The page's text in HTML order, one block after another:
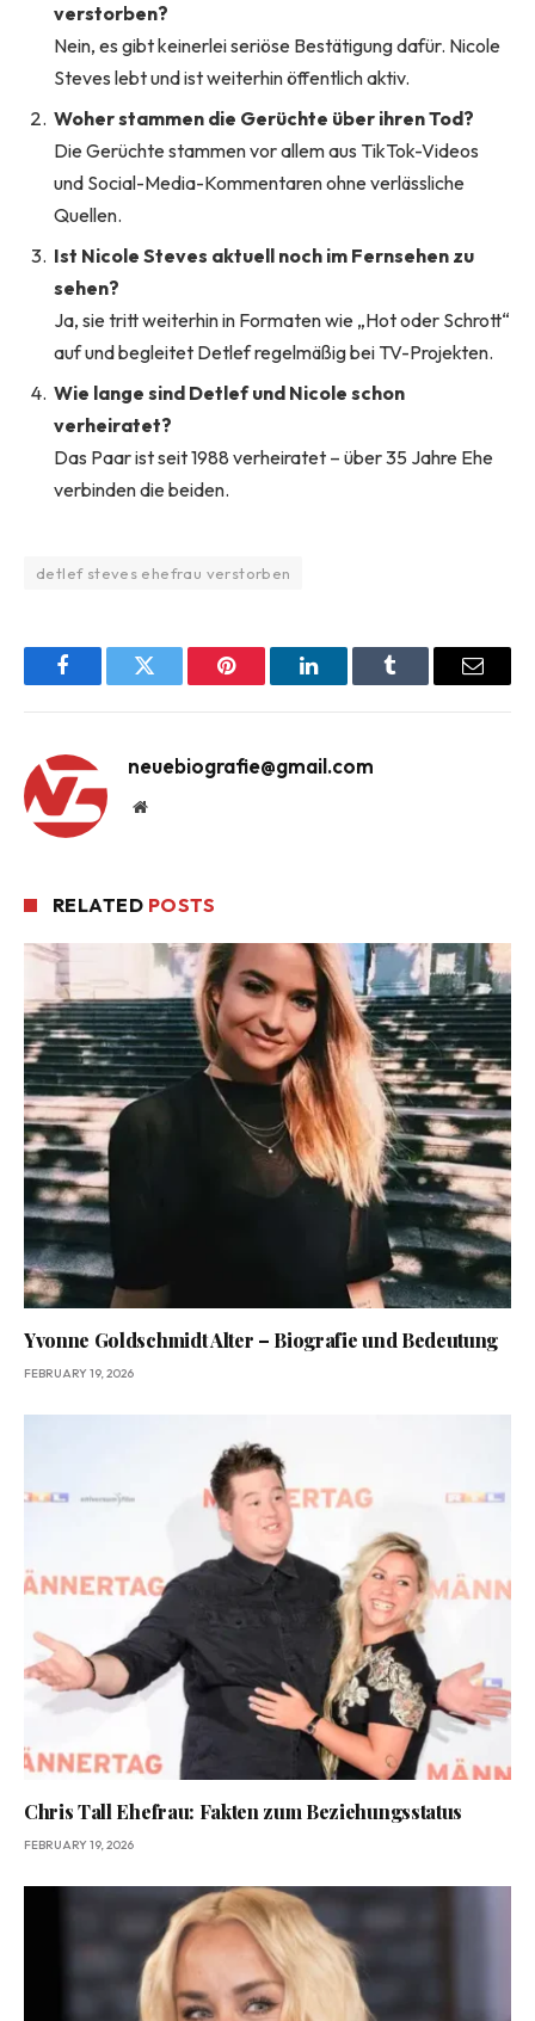
verstorben?
Nein, es gibt keinerlei seriöse Bestätigung dafür. Nicole
Steves lebt und ist weiterhin öffentlich aktiv.
Woher stammen die Gerüchte über ihren Tod?
Die Gerüchte stammen vor allem aus TikTok-Videos
und Social-Media-Kommentaren ohne verlässliche
Quellen.
Ist Nicole Steves aktuell noch im Fernsehen zu
sehen?
Ja, sie tritt weiterhin in Formaten wie „Hot oder Schrott“
auf und begleitet Detlef regelmäßig bei TV-Projekten.
Wie lange sind Detlef und Nicole schon
verheiratet?
Das Paar ist seit 1988 verheiratet – über 35 Jahre Ehe
verbinden die beiden.
detlef steves ehefrau verstorben
FacebookTwitter Pinterest LinkedInTumblr Email
neuebiografie@gmail.com
Website
RELATED POSTS
Yvonne Goldschmidt Alter – Biografie und Bedeutung
FEBRUARY 19, 2026
Chris Tall Ehefrau: Fakten zum Beziehungsstatus
FEBRUARY 19, 2026